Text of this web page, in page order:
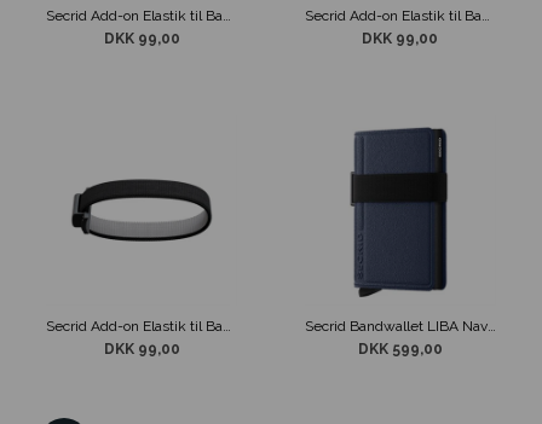
Secrid Add-on Elastik til Bandwallet Khaki
DKK 99,00
Secrid Add-on Elastik til Bandwallet Orange
DKK 99,00
DKK 99,00
Secrid Bandwallet LIBA Navy / Black
DKK 599,00